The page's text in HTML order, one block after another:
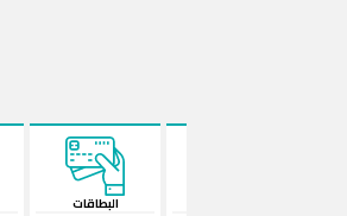
قروض الشركات